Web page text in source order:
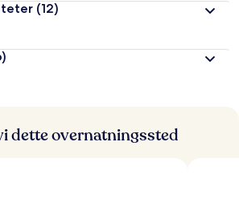
(12)
dette overnatningssted